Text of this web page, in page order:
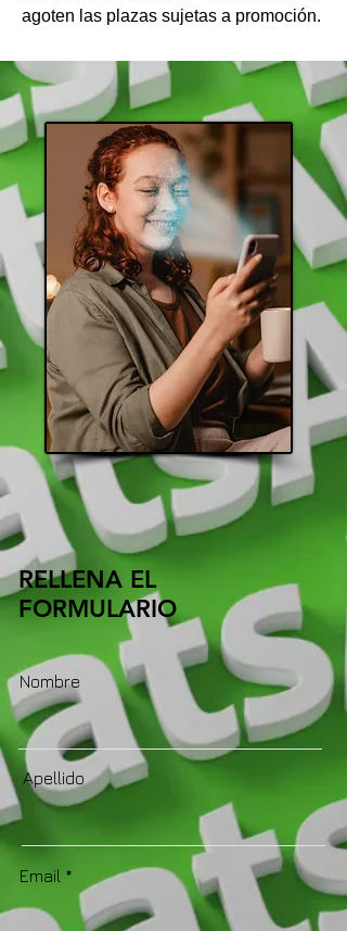
agoten las plazas sujetas a promoción.
RELLENA EL
FORMULARIO
Nombre
Apellido
Email